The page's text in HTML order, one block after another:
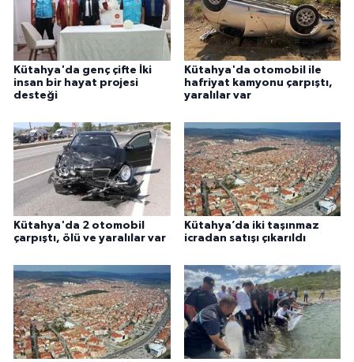
Kütahya'da genç çifte İki
insan bir hayat projesi
desteği
Kütahya'da otomobil ile
hafriyat kamyonu çarpıştı,
yaralılar var
Kütahya'da 2 otomobil
çarpıştı, ölü ve yaralılar var
Kütahya’da iki taşınmaz
icradan satışı çıkarıldı